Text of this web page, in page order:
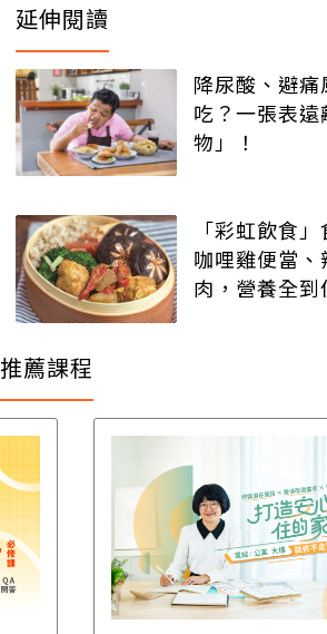
延伸閱讀
降尿酸、避
吃？一張表
物」！
「彩虹飲食
咖哩雞便當
肉，營養全到
推薦課程